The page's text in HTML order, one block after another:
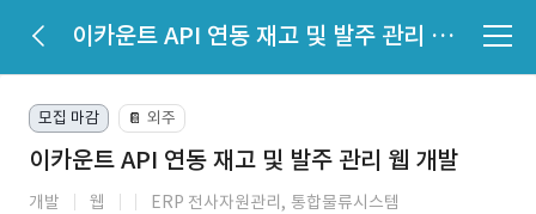
이카운트 API 연동 재고 및 발주 관리 웹 개발
모집 마감 📔 외주
이카운트 API 연동 재고 및 발주 관리 웹 개발
개발 웹 ERP 전사자원관리, 통합물류시스템